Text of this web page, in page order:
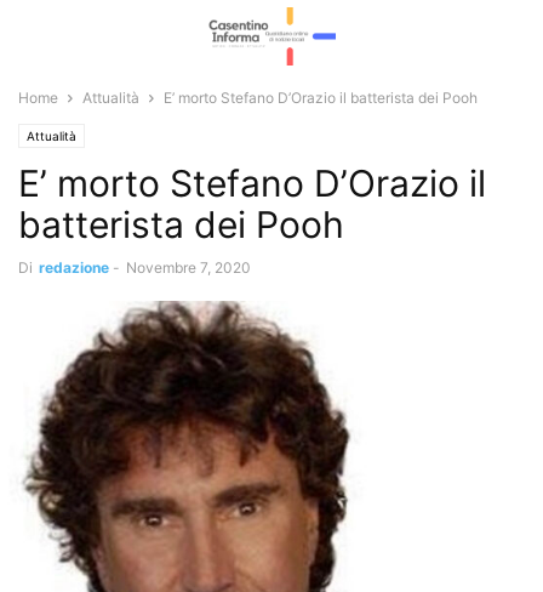
Home Attualità E’ morto Stefano D’Orazio il batterista dei Pooh
Attualità
E’ morto Stefano D’Orazio il
batterista dei Pooh
Di redazione - Novembre 7, 2020